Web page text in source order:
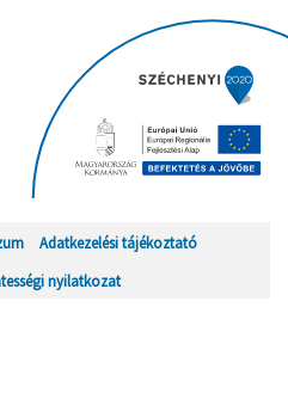
Adatkezelési tájékoztató
nyilatkozat